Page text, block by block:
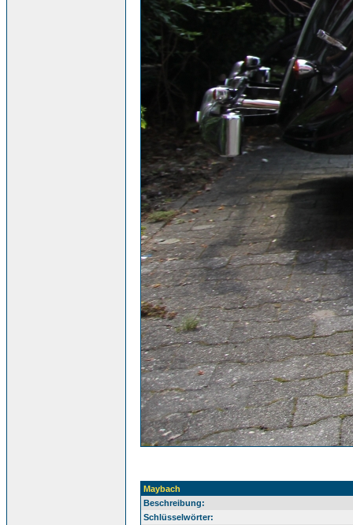
Maybach
Beschreibung:
Schlüsselwörter: